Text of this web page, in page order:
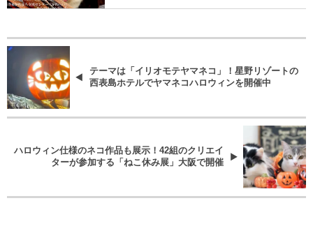
テーマは「イリオモテヤマネコ」！星野リゾートの
西表島ホテルでヤマネコハロウィンを開催中
ハロウィン仕様のネコ作品も展示！42組のクリエイ
ターが参加する「ねこ休み展」大阪で開催